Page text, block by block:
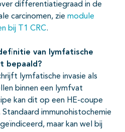
differentiatiegraad in de
carcinomen, zie module
bij T1 CRC.
van lymfatische
bepaald?
lymfatische invasie als
binnen een lymfvat
kan dit op een HE-coupe
immunohistochemie
maar kan wel bij